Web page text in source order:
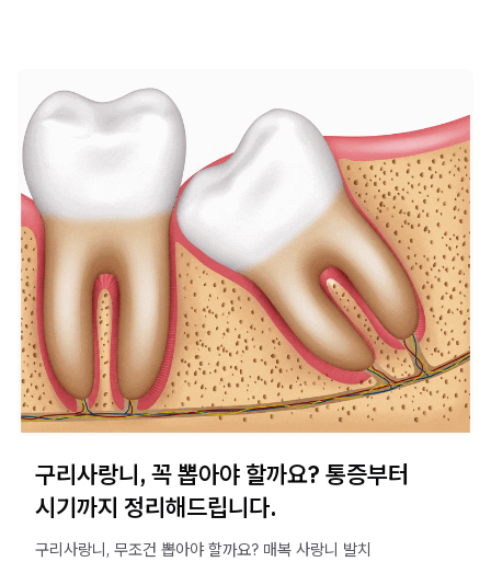
구리사랑니, 꼭 뽑아야 할까요? 통증부터
시기까지 정리해드립니다.
구리사랑니, 무조건 뽑아야 할까요? 매복 사랑니 발치